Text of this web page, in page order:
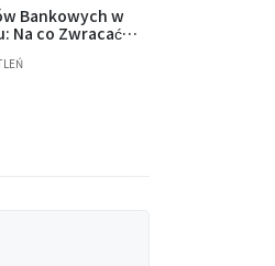
Bankowych w
Na co Zwracać